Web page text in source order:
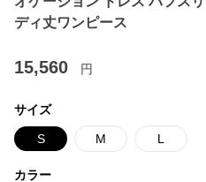
ディ丈ワンピース
15,560 円
サイズ
S M L
カラー